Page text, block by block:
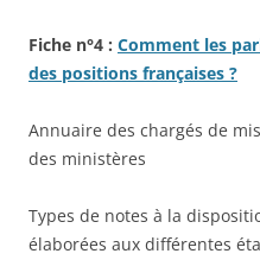
Fiche n°4 : Comment les
des positions françaises ?
Annuaire des chargés de
des ministères
Types de notes à la
élaborées aux différentes